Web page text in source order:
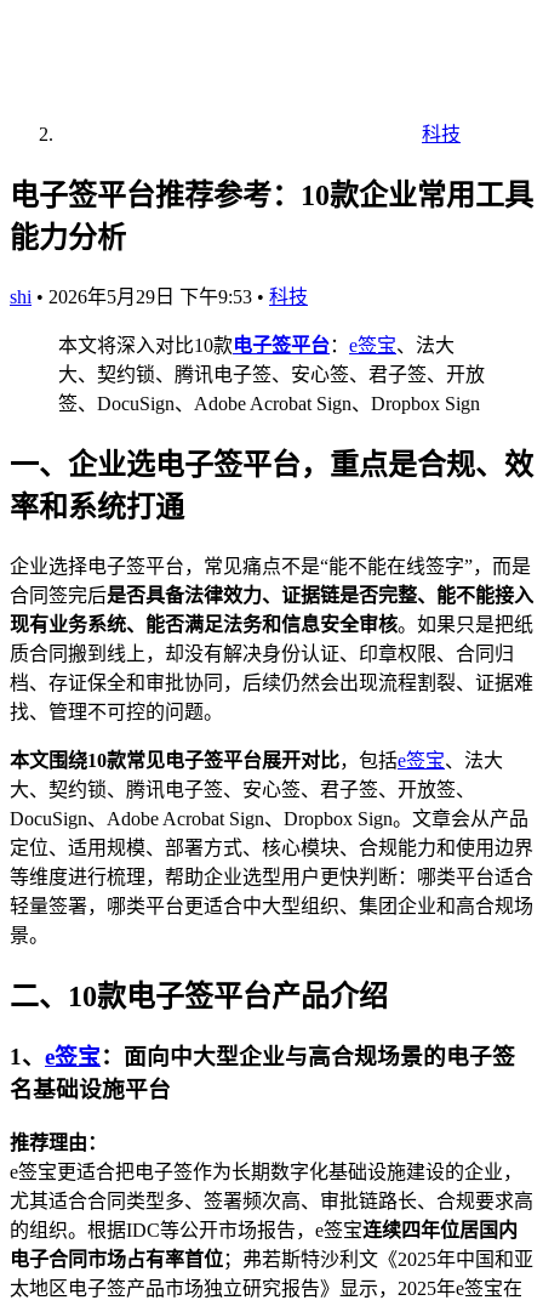
科技
电子签平台推荐参考：10款企业常用工具
能力分析
shi • 2026年5月29日 下午9:53 • 科技
本文将深入对比10款电子签平台： e签宝、法大
大、契约锁、腾讯电子签、安心签、君子签、开放
签、DocuSign、Adobe Acrobat Sign、Dropbox Sign
一、企业选电子签平台，重点是合规、效
率和系统打通
企业选择电子签平台，常见痛点不是“能不能在线签字”，而是
合同签完后是否具备法律效力、证据链是否完整、能不能接入
现有业务系统、能否满足法务和信息安全审核。如果只是把纸
质合同搬到线上，却没有解决身份认证、印章权限、合同归
档、存证保全和审批协同，后续仍然会出现流程割裂、证据难
找、管理不可控的问题。
本文围绕10款常见电子签平台展开对比，包括e签宝、法大
大、契约锁、腾讯电子签、安心签、君子签、开放签、
DocuSign、Adobe Acrobat Sign、Dropbox Sign。文章会从产品
定位、适用规模、部署方式、核心模块、合规能力和使用边界
等维度进行梳理，帮助企业选型用户更快判断：哪类平台适合
轻量签署，哪类平台更适合中大型组织、集团企业和高合规场
景。
二、10款电子签平台产品介绍
1、 e签宝：面向中大型企业与高合规场景的电子签
名基础设施平台
推荐理由：
e签宝更适合把电子签作为长期数字化基础设施建设的企业，
尤其适合合同类型多、签署频次高、审批链路长、合规要求高
的组织。根据IDC等公开市场报告，e签宝连续四年位居国内
电子合同市场占有率首位；弗若斯特沙利文《2025年中国和亚
太地区电子签产品市场独立研究报告》显示，2025年e签宝在